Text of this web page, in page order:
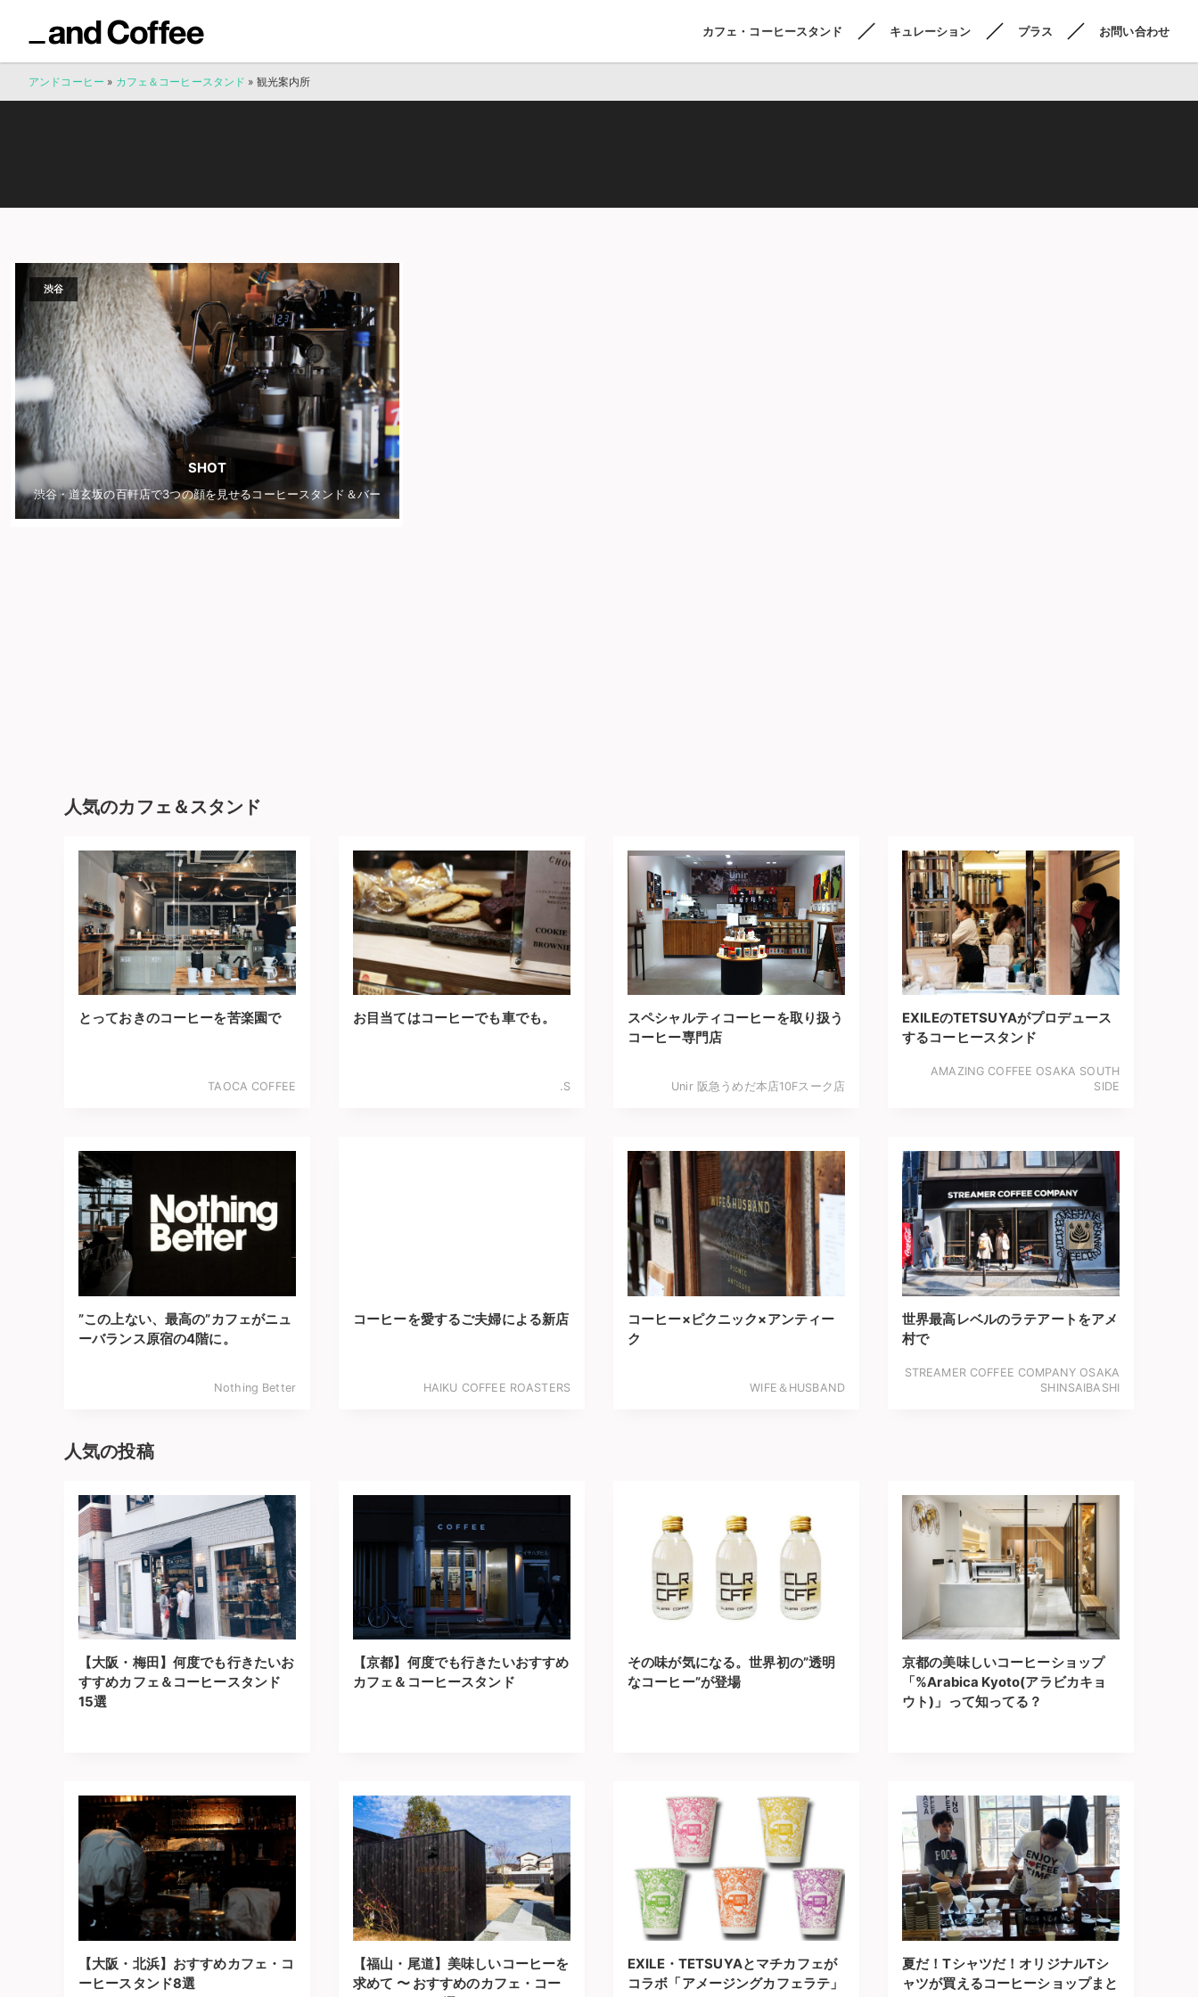
カフェ・コーヒースタンド キュレーション プラス お問い合わせ
アンドコーヒー » カフェ＆コーヒースタンド » 観光案内所
渋谷
SHOT
渋谷・道玄坂の百軒店で3つの顔を見せるコーヒースタンド＆バー
人気のカフェ＆スタンド
とっておきのコーヒーを苦楽園で
TAOCA COFFEE
お目当てはコーヒーでも車でも。
.S
スペシャルティコーヒーを取り扱う
コーヒー専門店
Unir 阪急うめだ本店10Fスーク店
EXILEのTETSUYAがプロデュース
するコーヒースタンド
AMAZING COFFEE OSAKA SOUTH
SIDE
”この上ない、最高の”カフェがニュ
ーバランス原宿の4階に。
Nothing Better
コーヒーを愛するご夫婦による新店
HAIKU COFFEE ROASTERS
コーヒー×ピクニック×アンティー
ク
WIFE＆HUSBAND
世界最高レベルのラテアートをアメ
村で
STREAMER COFFEE COMPANY OSAKA
SHINSAIBASHI
人気の投稿
【大阪・梅田】何度でも行きたいお
すすめカフェ＆コーヒースタンド
15選
【京都】何度でも行きたいおすすめ
カフェ＆コーヒースタンド
その味が気になる。世界初の”透明
なコーヒー”が登場
京都の美味しいコーヒーショップ
「%Arabica Kyoto(アラビカキョ
ウト)」って知ってる？
【大阪・北浜】おすすめカフェ・コ
ーヒースタンド8選
【福山・尾道】美味しいコーヒーを
求めて 〜 おすすめのカフェ・コー
EXILE・TETSUYAとマチカフェが
コラボ「アメージングカフェラテ」
夏だ！Tシャツだ！オリジナルTシ
ャツが買えるコーヒーショップまと